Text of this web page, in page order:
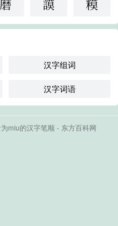
磨 謨 糢
汉字组词
汉字词语
miu的汉字笔顺 - 东方百科网